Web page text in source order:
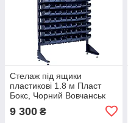
Стелаж під ящики
пластикові 1.8 м Пласт
Бокс, Чорний Вовчанськ
9 300 ₴